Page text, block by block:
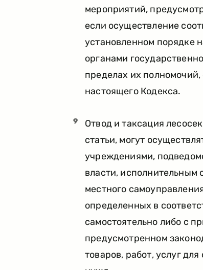
мероприятий,
если осуществление
установленном порядке
органами
пределах их
настоящего Кодекса.
9
Отвод и таксация
статьи, могут
учреждениями,
власти, исполнительным
местного
определенных в
самостоятельно либо с
предусмотренном
товаров, работ, услуг